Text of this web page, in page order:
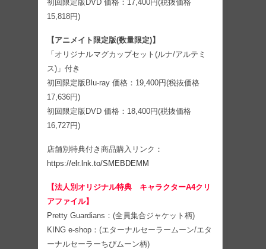
初回限定版DVD 価格：17,400円(税抜価格
15,818円)
【アニメイト限定版(数量限定)】
「オリジナルマグカップセット(ルナ/アルテミ
ス)」付き
初回限定版Blu-ray 価格：19,400円(税抜価格
17,636円)
初回限定版DVD 価格：18,400円(税抜価格
16,727円)
店舗別特典付き商品購入リンク：
https://elr.lnk.to/SMEBDEMM
【法人別オリジナル特典 キャラクターA4クリ
アファイル】
Pretty Guardians：(全員集合ジャケット柄)
KING e-shop：(エターナルセーラームーン/エタ
ーナルセーラーちびムーン柄)